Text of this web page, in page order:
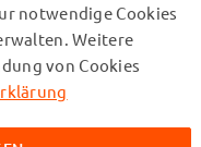
und
Sie, dass alle
über unsere
notwendige Cookies
Weitere
von Cookies